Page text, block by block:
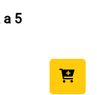
a 5